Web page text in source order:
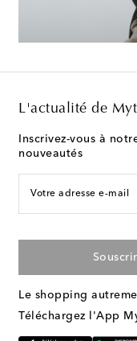
L'actualité de
Inscrivez-vous à
nouveautés
Votre adresse e-mail
Le shopping
Téléchargez l'App